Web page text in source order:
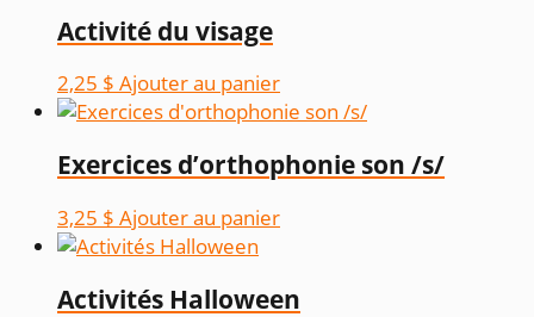
Activité du visage
2,25 $ Ajouter au panier
Exercices d’orthophonie son /s/
3,25 $ Ajouter au panier
Activités Halloween